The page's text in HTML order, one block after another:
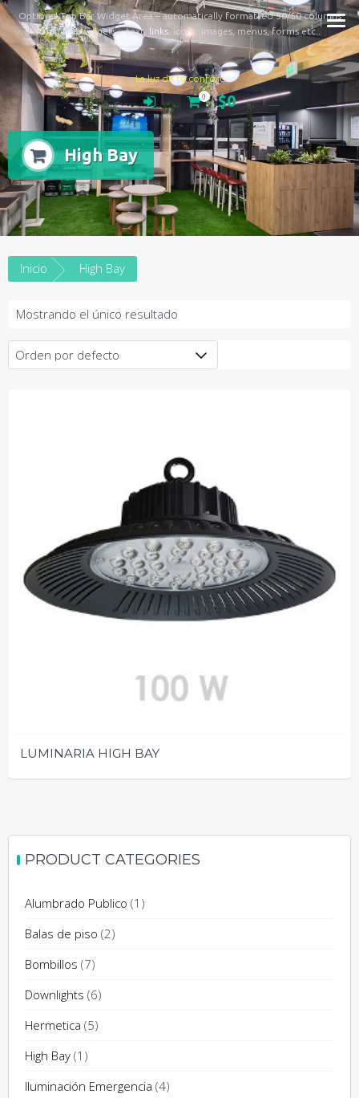
Optional Top Bar Widget Area – automatically formatted 50/50 columns
Supports widgets – text, links , icons, images, menus, forms etc..
La luz de tu confort
0 $0
High Bay
Inicio High Bay
Mostrando el único resultado
LUMINARIA HIGH BAY
PRODUCT CATEGORIES
Alumbrado Publico (1)
Balas de piso (2)
Bombillos (7)
Downlights (6)
Hermetica (5)
High Bay (1)
Iluminación Emergencia (4)